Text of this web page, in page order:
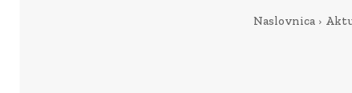
Naslovnica